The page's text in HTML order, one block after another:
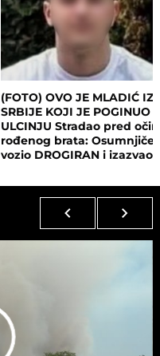
(FOTO) OVO JE MLADIĆ IZ
SRBIJE KOJI JE POGINUO
ULCINJU Stradao pred
rođenog brata:
vozio DROGIRAN i izazvao